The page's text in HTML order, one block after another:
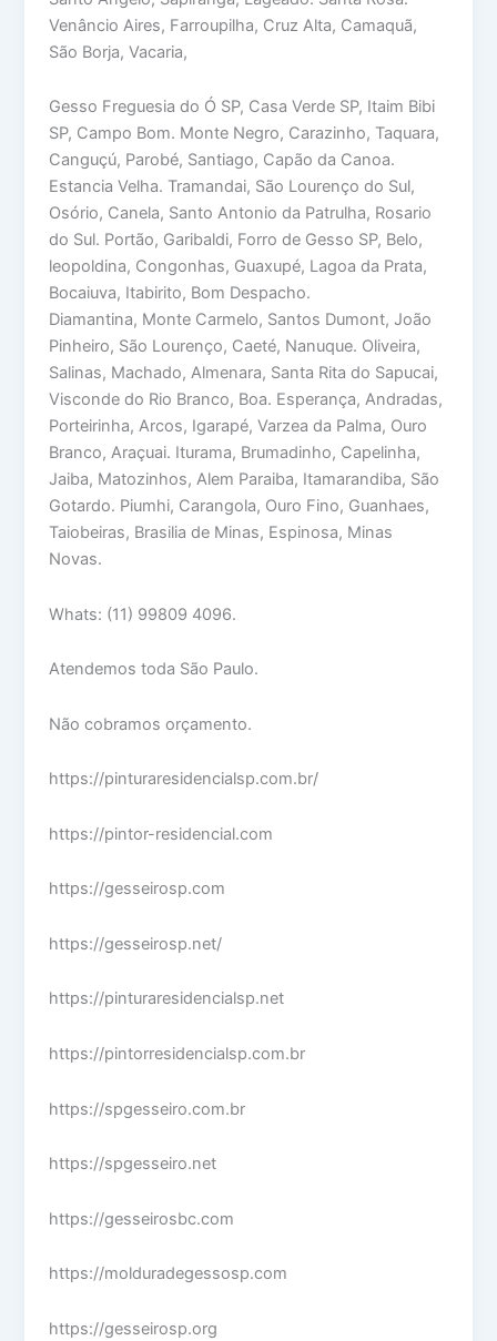
Venâncio Aires, Farroupilha, Cruz Alta, Camaquã,
São Borja, Vacaria,
Gesso Freguesia do Ó SP, Casa Verde SP, Itaim Bibi
SP, Campo Bom. Monte Negro, Carazinho, Taquara,
Canguçú, Parobé, Santiago, Capão da Canoa.
Estancia Velha. Tramandai, São Lourenço do Sul,
Osório, Canela, Santo Antonio da Patrulha, Rosario
do Sul. Portão, Garibaldi, Forro de Gesso SP, Belo,
leopoldina, Congonhas, Guaxupé, Lagoa da Prata,
Bocaiuva, Itabirito, Bom Despacho.
Diamantina, Monte Carmelo, Santos Dumont, João
Pinheiro, São Lourenço, Caeté, Nanuque. Oliveira,
Salinas, Machado, Almenara, Santa Rita do Sapucai,
Visconde do Rio Branco, Boa. Esperança, Andradas,
Porteirinha, Arcos, Igarapé, Varzea da Palma, Ouro
Branco, Araçuai. Iturama, Brumadinho, Capelinha,
Jaiba, Matozinhos, Alem Paraiba, Itamarandiba, São
Gotardo. Piumhi, Carangola, Ouro Fino, Guanhaes,
Taiobeiras, Brasilia de Minas, Espinosa, Minas
Novas.
Whats: (11) 99809 4096.
Atendemos toda São Paulo.
Não cobramos orçamento.
https://pinturaresidencialsp.com.br/
https://pintor-residencial.com
https://gesseirosp.com
https://gesseirosp.net/
https://pinturaresidencialsp.net
https://pintorresidencialsp.com.br
https://spgesseiro.com.br
https://spgesseiro.net
https://gesseirosbc.com
https://molduradegessosp.com
https://gesseirosp.org